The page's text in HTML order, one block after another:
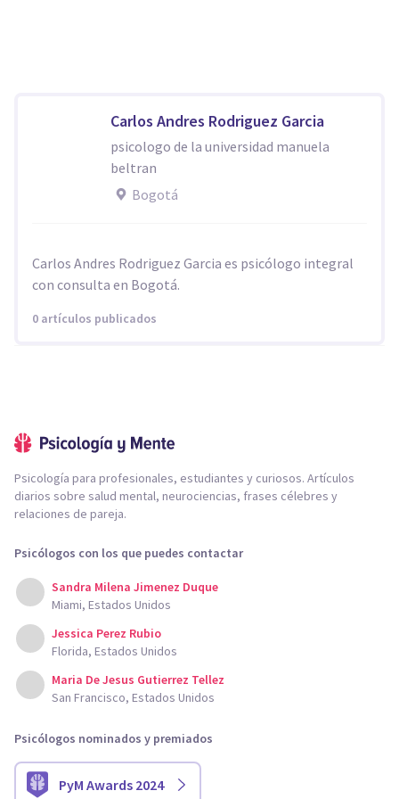
Carlos Andres Rodriguez Garcia
psicologo de la universidad manuela
beltran
Bogotá
Carlos Andres Rodriguez Garcia es psicólogo integral
con consulta en Bogotá.
0 artículos publicados
Psicología para profesionales, estudiantes y curiosos. Artículos
diarios sobre salud mental, neurociencias, frases célebres y
relaciones de pareja.
Psicólogos con los que puedes contactar
Sandra Milena Jimenez Duque
Miami, Estados Unidos
Jessica Perez Rubio
Florida, Estados Unidos
Maria De Jesus Gutierrez Tellez
San Francisco, Estados Unidos
Psicólogos nominados y premiados
PyM Awards 2024